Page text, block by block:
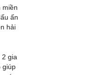
miền
ấn
hải
2 gia
giúp